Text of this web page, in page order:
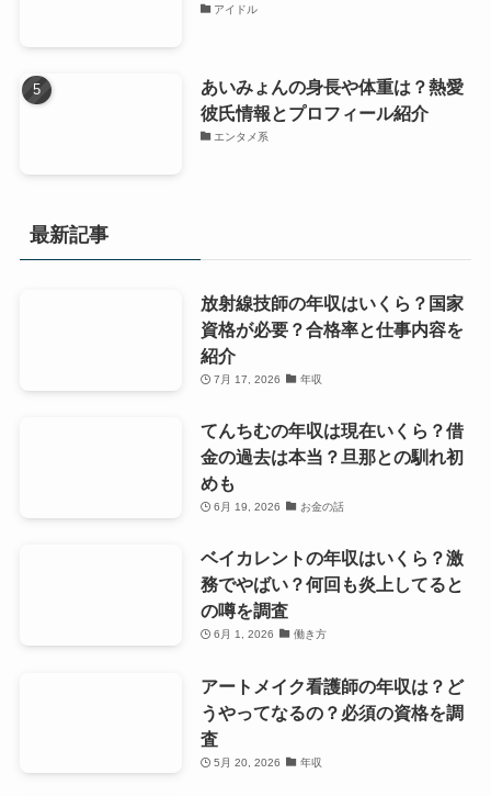
アイドル
あいみょんの身長や体重は？熱愛
彼氏情報とプロフィール紹介
エンタメ系
最新記事
放射線技師の年収はいくら？国家
資格が必要？合格率と仕事内容を
紹介
7月 17, 2026 年収
てんちむの年収は現在いくら？借
金の過去は本当？旦那との馴れ初
めも
6月 19, 2026 お金の話
ベイカレントの年収はいくら？激
務でやばい？何回も炎上してると
の噂を調査
6月 1, 2026 働き方
アートメイク看護師の年収は？ど
うやってなるの？必須の資格を調
査
5月 20, 2026 年収